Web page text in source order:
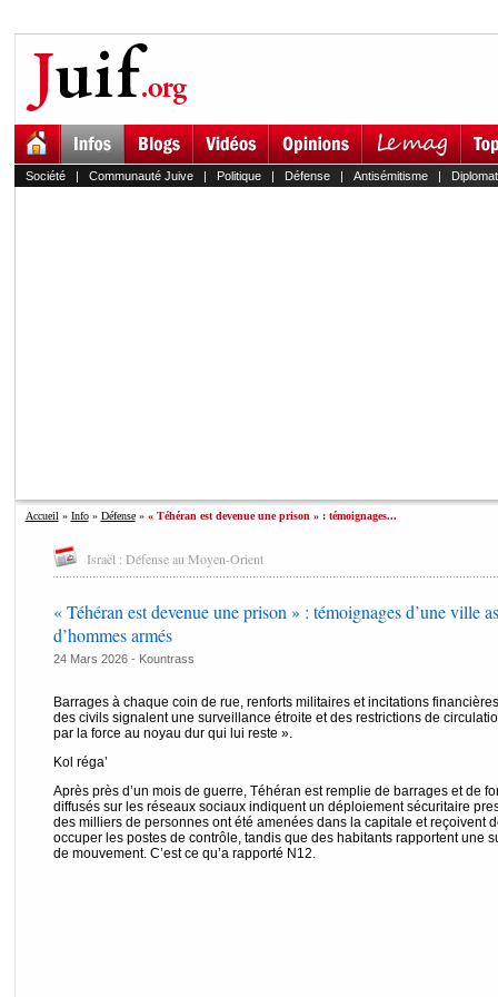
Société| Communauté Juive| Politique| Défense| Antisémitisme|
Accueil » Info» Défense» « Téhéran est devenue une prison » : témoignages...
Israël : Défense au Moyen-Orient
« Téhéran est devenue une prison » : témoignages d’une ville
d’hommes armés
24 Mars 2026 - Kountrass
Barrages à chaque coin de rue, renforts militaires et incitations
des civils signalent une surveillance étroite et des restrictions de
par la force au noyau dur qui lui reste ».
Kol réga’
Après près d’un mois de guerre, Téhéran est remplie de barrages et de
diffusés sur les réseaux sociaux indiquent un déploiement sécuritaire
des milliers de personnes ont été amenées dans la capitale et reçoivent
occuper les postes de contrôle, tandis que des habitants rapportent une
de mouvement. C’est ce qu’a rapporté N12.